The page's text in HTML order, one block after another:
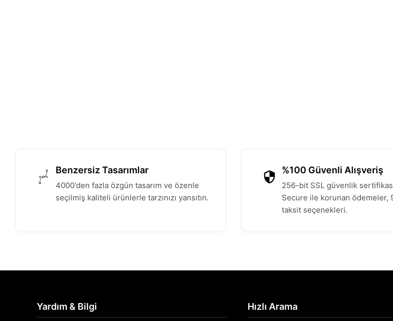
Benzersiz Tasarımlar
4000'den fazla özgün tasarım ve özenle
seçilmiş kaliteli ürünlerle tarzınızı yansıtın.
%100 Güvenli Alışveriş
256-bit SSL güvenlik
Secure ile korunan ödemeler,
taksit seçenekleri.
Yardım & Bilgi Hızlı Arama